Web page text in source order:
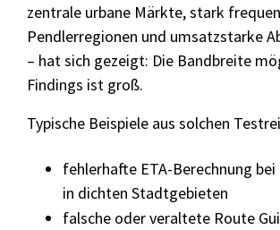
zentrale urbane Märkte, stark
Pendlerregionen und umsatzstarke
– hat sich gezeigt: Die Bandbreite
Findings ist groß.
Typische Beispiele aus solchen
fehlerhafte ETA-Berechnung
in dichten Stadtgebieten
falsche oder veraltete Route